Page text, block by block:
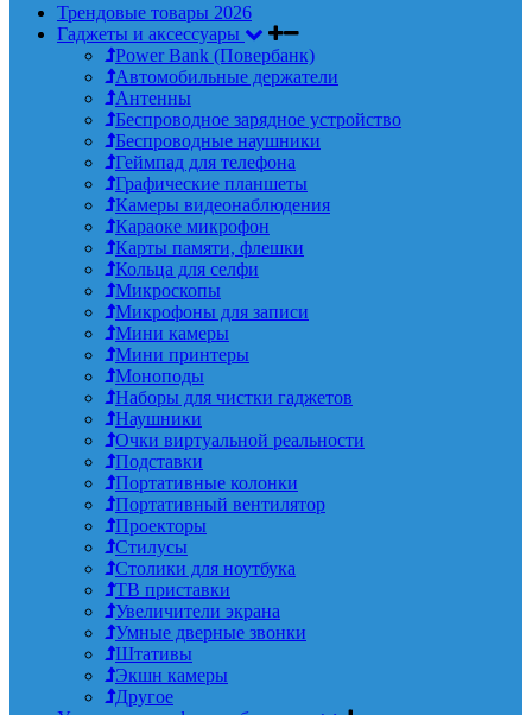
Трендовые товары 2026
Гаджеты и аксессуары
Power Bank (Повербанк)
Автомобильные держатели
Антенны
Беспроводное зарядное устройство
Беспроводные наушники
Геймпад для телефона
Графические планшеты
Камеры видеонаблюдения
Караоке микрофон
Карты памяти, флешки
Кольца для селфи
Микроскопы
Микрофоны для записи
Мини камеры
Мини принтеры
Моноподы
Наборы для чистки гаджетов
Наушники
Очки виртуальной реальности
Подставки
Портативные колонки
Портативный вентилятор
Проекторы
Стилусы
Столики для ноутбука
ТВ приставки
Увеличители экрана
Умные дверные звонки
Штативы
Экшн камеры
Другое